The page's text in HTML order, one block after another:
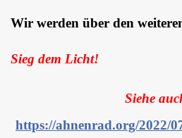
Wir werden über den
Sieg dem Licht!
Siehe
https://ahnenrad.org/2022/